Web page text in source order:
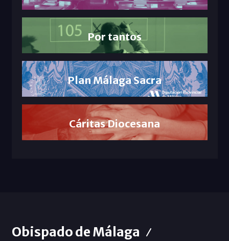
Por tantos
Plan Málaga Sacra
Cáritas Diocesana
Obispado de Málaga